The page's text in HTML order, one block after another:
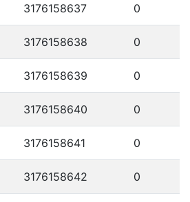
3176158637 0
3176158638 0
3176158639 0
3176158640 0
3176158641 0
3176158642 0